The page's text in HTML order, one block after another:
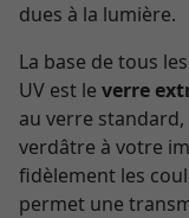
dues à la lumière.
La base de tous
UV est le verre
au verre
verdâtre à votre
fidèlement les
permet une